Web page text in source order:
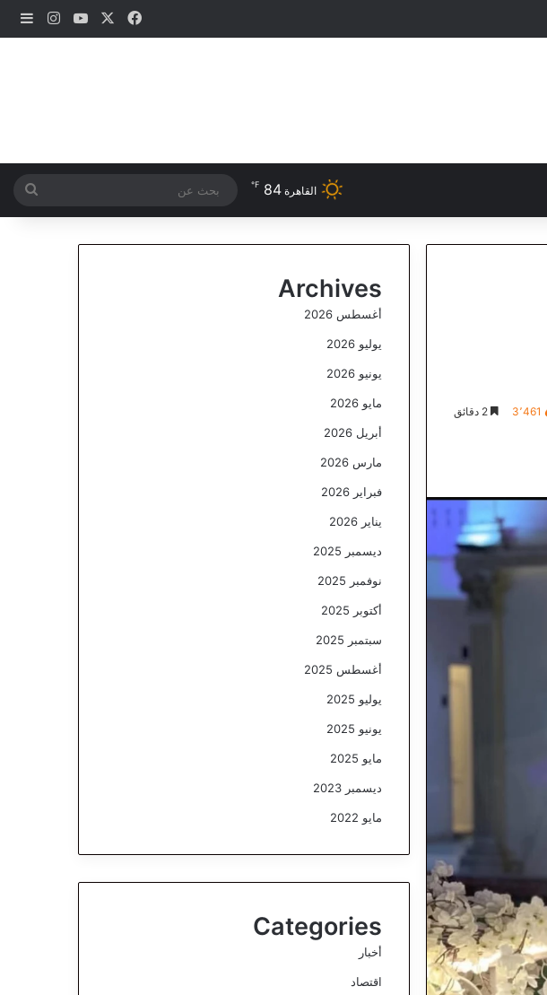
فيسبوك ‫YouTube
القاهرة 84
℉
عن
3٬461
Archives
أغسطس 2026
يوليو 2026
يونيو 2026
مايو 2026
أبريل 2026
مارس 2026
فبراير 2026
يناير 2026
ديسمبر 2025
نوفمبر 2025
أكتوبر 2025
سبتمبر 2025
أغسطس 2025
يوليو 2025
يونيو 2025
مايو 2025
ديسمبر 2023
مايو 2022
Categories
أخبار
اقتصاد